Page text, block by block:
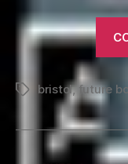
Tagsbristol,future